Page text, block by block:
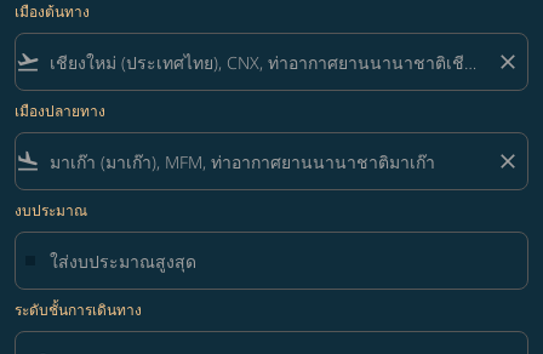
เมืองต้นทาง
flight_takeoff close
เมืองปลายทาง
flight_land close
งบประมาณ
ระดับชั้นการเดินทาง